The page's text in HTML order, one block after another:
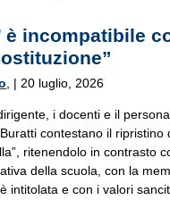
è incompatibile
, | 20 luglio, 2026
i docenti e il
contestano il ripristino
ritenendolo in contrasto
della scuola, con la
intitolata e con i valori